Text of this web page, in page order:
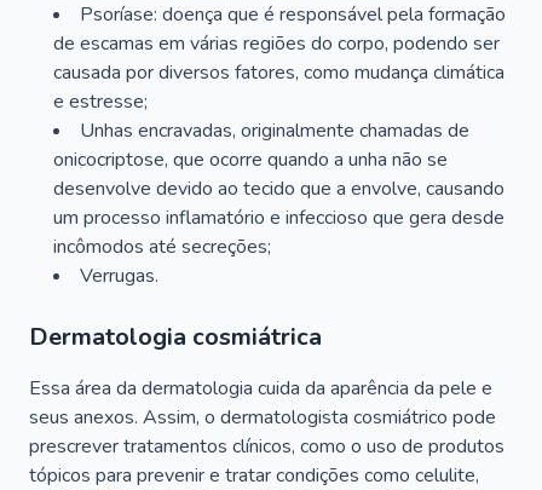
Psoríase: doença que é responsável pela formação
de escamas em várias regiões do corpo, podendo ser
causada por diversos fatores, como mudança climática
e estresse;
Unhas encravadas, originalmente chamadas de
onicocriptose, que ocorre quando a unha não se
desenvolve devido ao tecido que a envolve, causando
um processo inflamatório e infeccioso que gera desde
incômodos até secreções;
Verrugas.
Dermatologia cosmiátrica
Essa área da dermatologia cuida da aparência da pele e
seus anexos. Assim, o dermatologista cosmiátrico pode
prescrever tratamentos clínicos, como o uso de produtos
tópicos para prevenir e tratar condições como celulite,